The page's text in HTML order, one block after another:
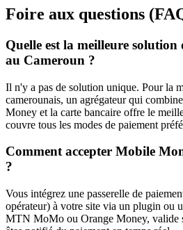
Foire aux questions
Quelle est la meilleure solution
au Cameroun ?
Il n'y a pas de solution unique. Pour la
camerounais, un agrégateur qui
Money et la carte bancaire offre le
couvre tous les modes de paiement
Comment accepter Mobile
?
Vous intégrez une passerelle de
opérateur) à votre site via un plugin ou
MTN MoMo ou Orange Money, valide